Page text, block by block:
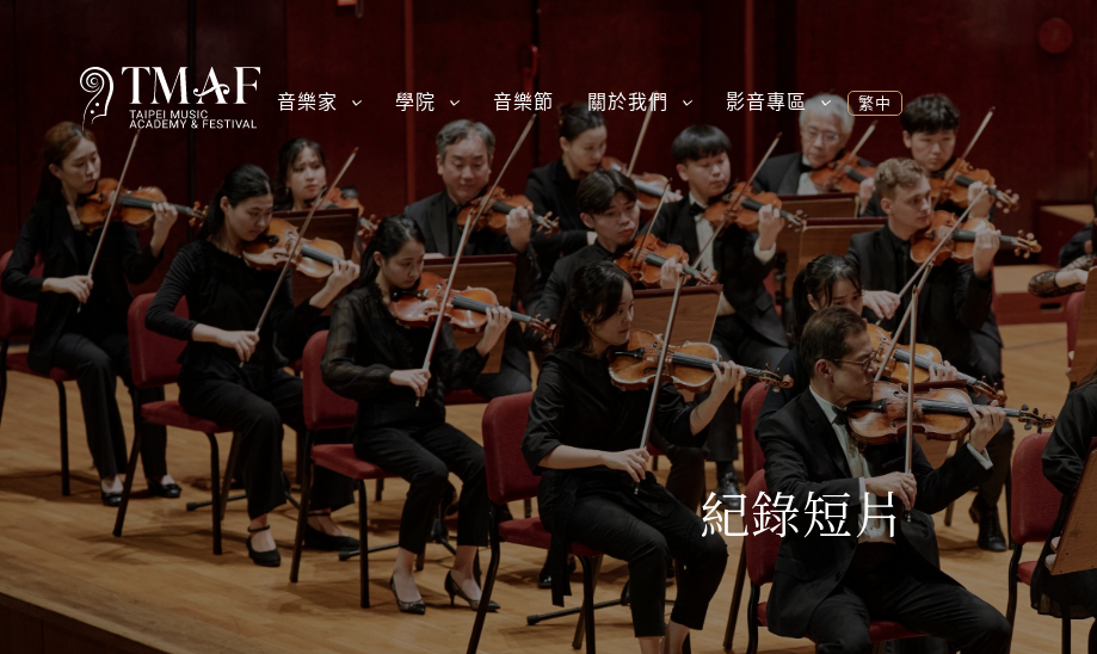
音樂家 學院 音樂節 關於我們 影音專區 繁中
紀錄短片